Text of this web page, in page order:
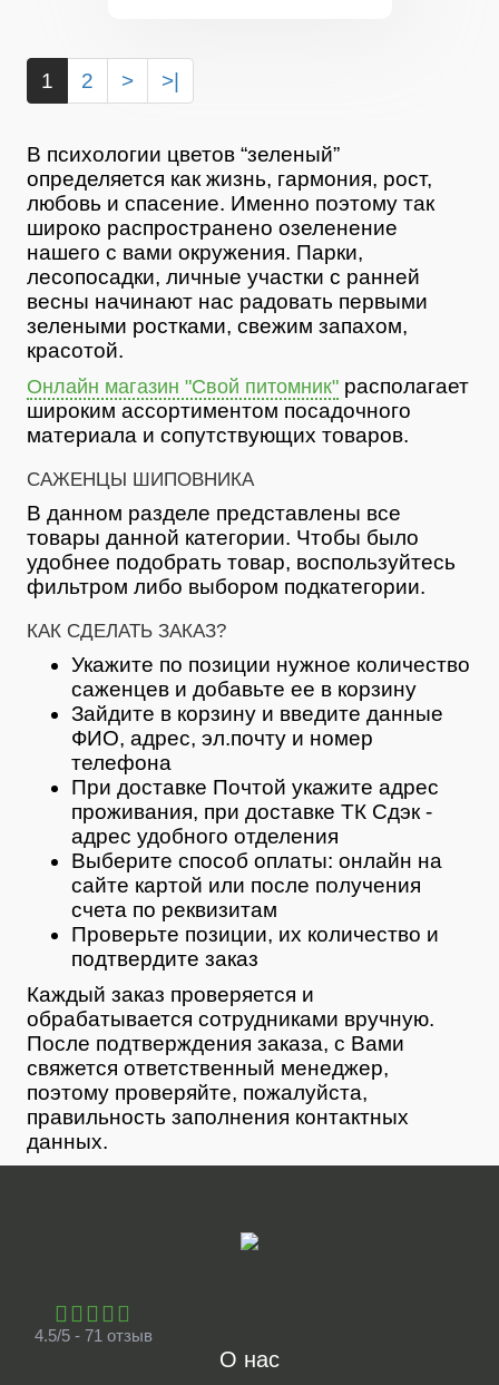
1 2 > >|
В психологии цветов “зеленый”
определяется как жизнь, гармония, рост,
любовь и спасение. Именно поэтому так
широко распространено озеленение
нашего с вами окружения. Парки,
лесопосадки, личные участки с ранней
весны начинают нас радовать первыми
зелеными ростками, свежим запахом,
красотой.
Онлайн магазин "Свой питомник" располагает
широким ассортиментом посадочного
материала и сопутствующих товаров.
САЖЕНЦЫ ШИПОВНИКА
В данном разделе представлены все
товары данной категории. Чтобы было
удобнее подобрать товар, воспользуйтесь
фильтром либо выбором подкатегории.
КАК СДЕЛАТЬ ЗАКАЗ?
Укажите по позиции нужное количество
саженцев и добавьте ее в корзину
Зайдите в корзину и введите данные
ФИО, адрес, эл.почту и номер
телефона
При доставке Почтой укажите адрес
проживания, при доставке ТК Сдэк -
адрес удобного отделения
Выберите способ оплаты: онлайн на
сайте картой или после получения
счета по реквизитам
Проверьте позиции, их количество и
подтвердите заказ
Каждый заказ проверяется и
обрабатывается сотрудниками вручную.
После подтверждения заказа, с Вами
свяжется ответственный менеджер,
поэтому проверяйте, пожалуйста,
правильность заполнения контактных
данных.
4.5/5 - 71 отзыв
О нас